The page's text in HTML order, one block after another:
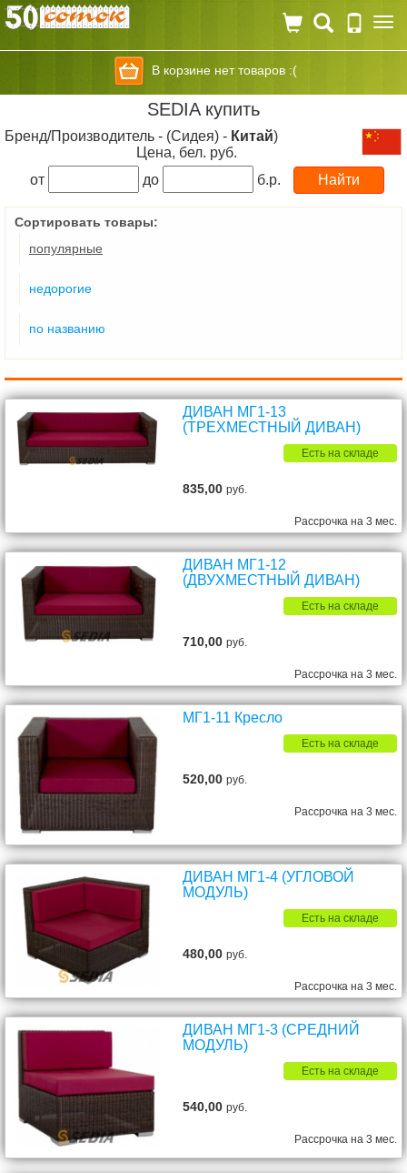
В корзине нет товаров :(
SEDIA купить
Бренд/Производитель - (Сидея) - Китай)
Цена, бел. руб.
от
до б.р.
Сортировать товары:
популярные
недорогие
по названию
ДИВАН МГ1-13
(ТРЕХМЕСТНЫЙ ДИВАН)
Есть на складе
835,00руб.
Рассрочка на 3 мес.
ДИВАН МГ1-12
(ДВУХМЕСТНЫЙ ДИВАН)
Есть на складе
710,00руб.
Рассрочка на 3 мес.
МГ1-11 Кресло
Есть на складе
520,00руб.
Рассрочка на 3 мес.
ДИВАН МГ1-4 (УГЛОВОЙ
МОДУЛЬ)
Есть на складе
480,00руб.
Рассрочка на 3 мес.
ДИВАН МГ1-3 (СРЕДНИЙ
МОДУЛЬ)
Есть на складе
540,00руб.
Рассрочка на 3 мес.